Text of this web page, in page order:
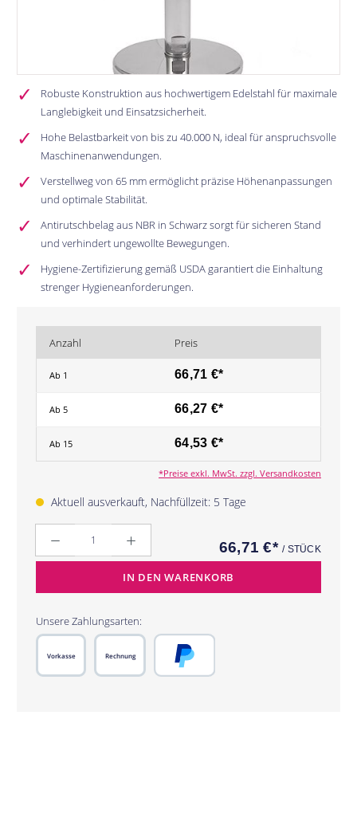
Robuste Konstruktion aus hochwertigem Edelstahl für maximale
Langlebigkeit und Einsatzsicherheit.
Hohe Belastbarkeit von bis zu 40.000 N, ideal für anspruchsvolle
Maschinenanwendungen.
Verstellweg von 65 mm ermöglicht präzise Höhenanpassungen
und optimale Stabilität.
Antirutschbelag aus NBR in Schwarz sorgt für sicheren Stand
und verhindert ungewollte Bewegungen.
Hygiene-Zertifizierung gemäß USDA garantiert die Einhaltung
strenger Hygieneanforderungen.
Anzahl Preis
Ab 1 66,71 €*
Ab 5 66,27 €*
Ab 15 64,53 €*
*Preise exkl. MwSt. zzgl. Versandkosten
Aktuell ausverkauft, Nachfüllzeit: 5 Tage
Anzahl
66,71 €*/ STÜCK
IN DEN WARENKORB
Unsere Zahlungsarten:
Rechnung
Vorkasse